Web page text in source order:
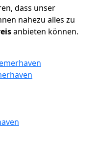
dass unser
nahezu alles zu
anbieten können.